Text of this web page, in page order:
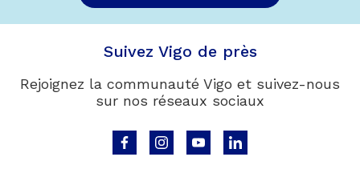
Suivez Vigo de près
Rejoignez la communauté Vigo et suivez-nous
sur nos réseaux sociaux
Volg
Volg
Volg
Volg